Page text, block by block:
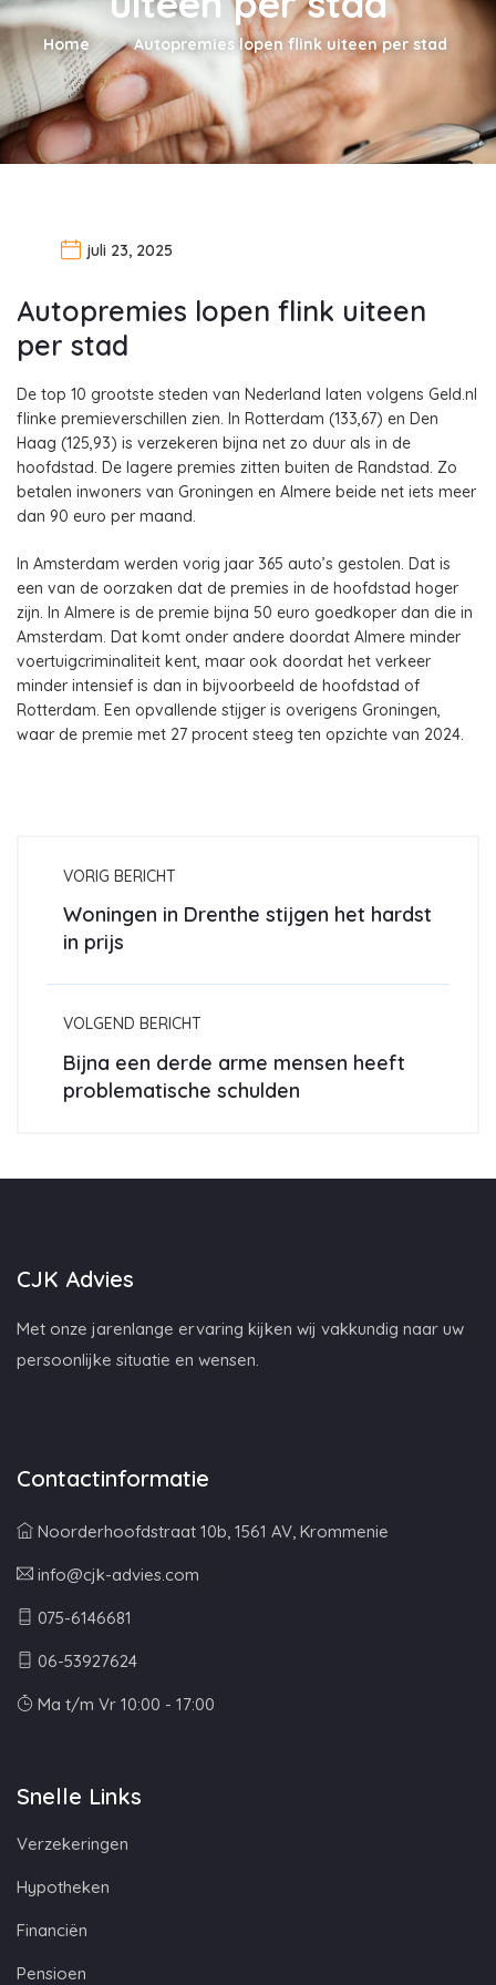
Home Autopremies lopen flink uiteen per stad
juli 23, 2025
Autopremies lopen flink uiteen
per stad
De top 10 grootste steden van Nederland laten volgens Geld.nl
flinke premieverschillen zien. In Rotterdam (133,67) en Den
Haag (125,93) is verzekeren bijna net zo duur als in de
hoofdstad. De lagere premies zitten buiten de Randstad. Zo
betalen inwoners van Groningen en Almere beide net iets meer
dan 90 euro per maand.
In Amsterdam werden vorig jaar 365 auto’s gestolen. Dat is
een van de oorzaken dat de premies in de hoofdstad hoger
zijn. In Almere is de premie bijna 50 euro goedkoper dan die in
Amsterdam. Dat komt onder andere doordat Almere minder
voertuigcriminaliteit kent, maar ook doordat het verkeer
minder intensief is dan in bijvoorbeeld de hoofdstad of
Rotterdam. Een opvallende stijger is overigens Groningen,
waar de premie met 27 procent steeg ten opzichte van 2024.
VORIG BERICHT
Woningen in Drenthe stijgen het hardst
in prijs
VOLGEND BERICHT
Bijna een derde arme mensen heeft
problematische schulden
CJK Advies
Met onze jarenlange ervaring kijken wij vakkundig naar uw
persoonlijke situatie en wensen.
Contactinformatie
Noorderhoofdstraat 10b, 1561 AV, Krommenie
info@cjk-advies.com
075-6146681
06-53927624
Ma t/m Vr 10:00 - 17:00
Snelle Links
Verzekeringen
Hypotheken
Financiën
Pensioen